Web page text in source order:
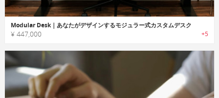
Modular Desk｜あなたがデザインするモジュラー式カスタムデスク
¥ 447,000 +5